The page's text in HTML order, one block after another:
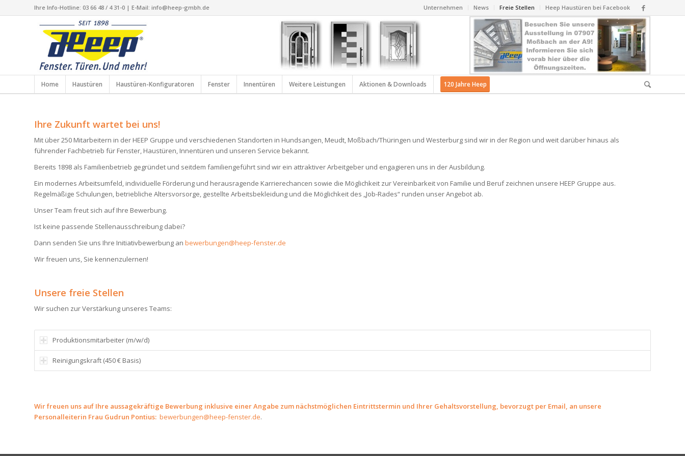
Unternehmen News Freie Stellen Heep Haustüren bei Facebook
Ihre Info-Hotline: 03 66 48 / 4 31-0 | E-Mail: info@heep-gmbh.de
Home Haustüren Haustüren-Konfiguratoren Fenster Innentüren Weitere Leistungen Aktionen & Downloads 120 Jahre Heep
Ihre Zukunft wartet bei uns!
Mit über 250 Mitarbeitern in der HEEP Gruppe und verschiedenen Standorten in Hundsangen, Meudt, Moßbach/Thüringen und Westerburg sind wir in der Region und weit darüber hinaus als
führender Fachbetrieb für Fenster, Haustüren, Innentüren und unseren Service bekannt.
Bereits 1898 als Familienbetrieb gegründet und seitdem familiengeführt sind wir ein attraktiver Arbeitgeber und engagieren uns in der Ausbildung.
Ein modernes Arbeitsumfeld, individuelle Förderung und herausragende Karrierechancen sowie die Möglichkeit zur Vereinbarkeit von Familie und Beruf zeichnen unsere HEEP Gruppe aus.
Regelmäßige Schulungen, betriebliche Altersvorsorge, gestellte Arbeitsbekleidung und die Möglichkeit des „Job-Rades“ runden unser Angebot ab.
Unser Team freut sich auf Ihre Bewerbung.
Ist keine passende Stellenausschreibung dabei?
Dann senden Sie uns Ihre Initiativbewerbung an bewerbungen@heep-fenster.de
Wir freuen uns, Sie kennenzulernen!
Unsere freie Stellen
Wir suchen zur Verstärkung unseres Teams:
Produktionsmitarbeiter (m/w/d)
Reinigungskraft (450 € Basis)
Wir freuen uns auf Ihre aussagekräftige Bewerbung inklusive einer Angabe zum nächstmöglichen Eintrittstermin und Ihrer Gehaltsvorstellung, bevorzugt per Email, an unsere
Personalleiterin Frau Gudrun Pontius: bewerbungen@heep-fenster.de.